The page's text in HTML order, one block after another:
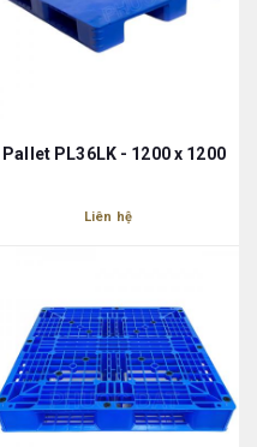
Pallet PL36LK - 1200 x 1200
Liên hệ